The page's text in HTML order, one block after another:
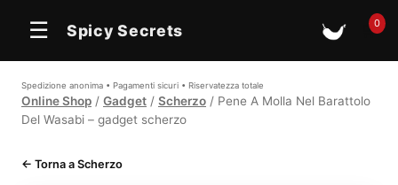
☰ Spicy Secrets 🛒0
Spedizione anonima • Pagamenti sicuri • Riservatezza totale
Online Shop / Gadget / Scherzo / Pene A Molla Nel Barattolo
Del Wasabi – gadget scherzo
← Torna a Scherzo